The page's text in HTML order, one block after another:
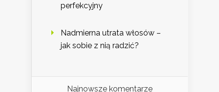
perfekcyjny
Nadmierna utrata włosów –
jak sobie z nią radzić?
Najnowsze komentarze